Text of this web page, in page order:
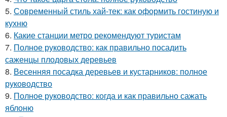
5. Современный стиль хай-тек: как оформить гостиную и
кухню
6. Какие станции метро рекомендуют туристам
7. Полное руководство: как правильно посадить
саженцы плодовых деревьев
8. Весенняя посадка деревьев и кустарников: полное
руководство
9. Полное руководство: когда и как правильно сажать
яблоню